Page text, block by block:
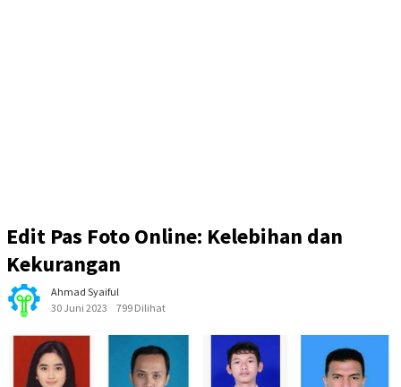
Edit Pas Foto Online: Kelebihan dan
Kekurangan
Ahmad Syaiful
30 Juni 2023
799 Dilihat